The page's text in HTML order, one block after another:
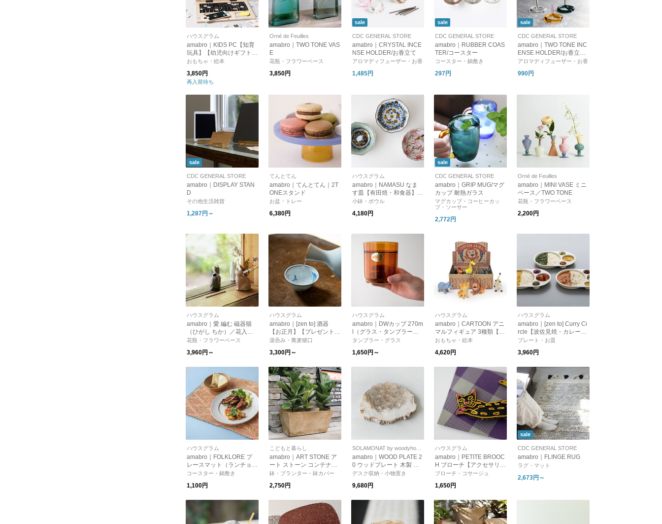
ハウスグラム
amabro｜KIDS PC【知育
玩具】【幼児向けギフト】
【インテリア】
おもちゃ・絵本
3,850円
再入荷待ち
Orné de Feuilles
amabro｜TWO TONE VAS
E
花瓶・フラワーベース
3,850円
sale
CDC GENERAL STORE
amabro｜CRYSTAL INCE
NSE HOLDER/お香立て
アロマディフューザー・お香
1,485円
sale
CDC GENERAL STORE
amabro｜RUBBER COAS
TER/コースター
コースター・鍋敷き
297円
sale
CDC GENERAL STORE
amabro｜TWO TONE INC
ENSE HOLDER/お香立て
インセンスホルダー
アロマディフューザー・お香
990円
sale
CDC GENERAL STORE
amabro｜DISPLAY STAN
D
その他生活雑貨
1,287円～
てんとてん
amabro｜てんとてん｜2T
ONEスタンド
お盆・トレー
6,380円
ハウスグラム
amabro｜NAMASU なま
す皿【有田焼・和食器】
【お正月】【ギフト】
小鉢・ボウル
4,180円
sale
CDC GENERAL STORE
amabro｜GRIP MUG/マグ
カップ 耐熱ガラス
マグカップ・コーヒーカッ
プ・ソーサー
2,772円
Orné de Feuilles
amabro｜MINI VASE ミニ
ベース／TWO TONE
花瓶・フラワーベース
2,200円
ハウスグラム
amabro｜愛 編む 磁器猫
（ひがし ちか）／花入れ
花瓶 オブジェ 6種類【イ
花瓶・フラワーベース
3,960円～
ハウスグラム
amabro｜[zen to] 酒器
【お正月】【プレゼント】
【日本酒・盃】
湯呑み・蕎麦猪口
3,300円～
ハウスグラム
amabro｜DWカップ 270m
l（グラス・タンブラー）
【ガラス】【プレゼント】
タンブラー・グラス
1,650円～
ハウスグラム
amabro｜CARTOON アニ
マルフィギュア 3種類【出
産祝い・誕生日・クリスマ
ェ・インテリア】【ギフ
おもちゃ・絵本
4,620円
ハウスグラム
amabro｜[zen to] Curry Ci
rcle【波佐見焼・カレー
皿・パスタ皿・ボウル】
プレート・お皿
3,960円
ハウスグラム
amabro｜FOLKLORE プ
レースマット（ランチョン
マット）【テーブルウェ
ス】
コースター・鍋敷き
1,100円
こどもと暮らし
amabro｜ART STONE ア
ート ストーン コンテナス
クエア S
鉢・プランター・鉢カバー
2,750円
amabro｜WOOD PLATE 2
0 ウッドプレート 木製 天
然素材
デスク収納・小物置き
9,680円
ハウスグラム
amabro｜PETITE BROOC
H ブローチ【アクセサリ
ー】【クリスマス】【プレ
ブローチ・コサージュ
1,650円
sale
CDC GENERAL STORE
amabro｜FLINGE RUG
ラグ・マット
2,673円～